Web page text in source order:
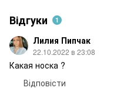
Відгуки 1
Лилия Пипчак
22.10.2022 в 23:08
Какая носка ?
Відповісти